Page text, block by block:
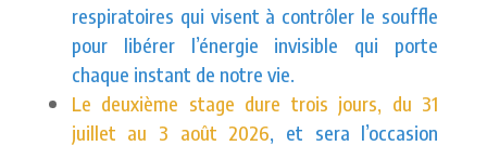
respiratoires qui visent à contrôler le souffle
pour libérer l’énergie invisible qui porte
chaque instant de notre vie.
Le deuxième stage dure trois jours, du 31
juillet au 3 août 2026, et sera l’occasion